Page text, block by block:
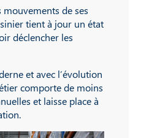
de ses
tient à jour un état
déclencher les
et avec l’évolution
comporte de moins
et laisse place à